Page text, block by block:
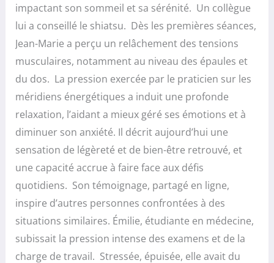
impactant son sommeil et sa sérénité. Un collègue
lui a conseillé le shiatsu. Dès les premières séances,
Jean-Marie a perçu un relâchement des tensions
musculaires, notamment au niveau des épaules et
du dos. La pression exercée par le praticien sur les
méridiens énergétiques a induit une profonde
relaxation, l’aidant a mieux géré ses émotions et à
diminuer son anxiété. Il décrit aujourd’hui une
sensation de légèreté et de bien-être retrouvé, et
une capacité accrue à faire face aux défis
quotidiens. Son témoignage, partagé en ligne,
inspire d’autres personnes confrontées à des
situations similaires. Émilie, étudiante en médecine,
subissait la pression intense des examens et de la
charge de travail. Stressée, épuisée, elle avait du